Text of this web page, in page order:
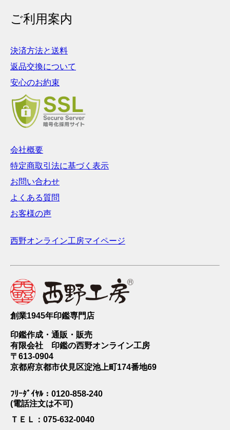
ご利用案内
決済方法と送料
返品交換について
安心のお約束
会社概要
特定商取引法に基づく表示
お問い合わせ
よくある質問
お客様の声
西野オンライン工房マイページ
創業1945年印鑑専門店
印鑑作成・通販・販売
有限会社 印鑑の西野オンライン工房
〒613-0904
京都府京都市伏見区淀池上町174番地69
ﾌﾘｰﾀﾞｲﾔﾙ：0120-858-240
(電話注文は不可)
ＴＥＬ：075-632-0040